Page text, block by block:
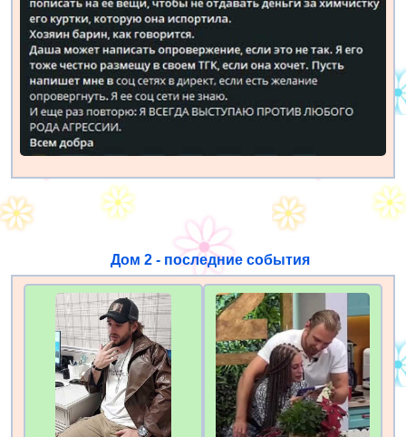
Дом 2 - последние события